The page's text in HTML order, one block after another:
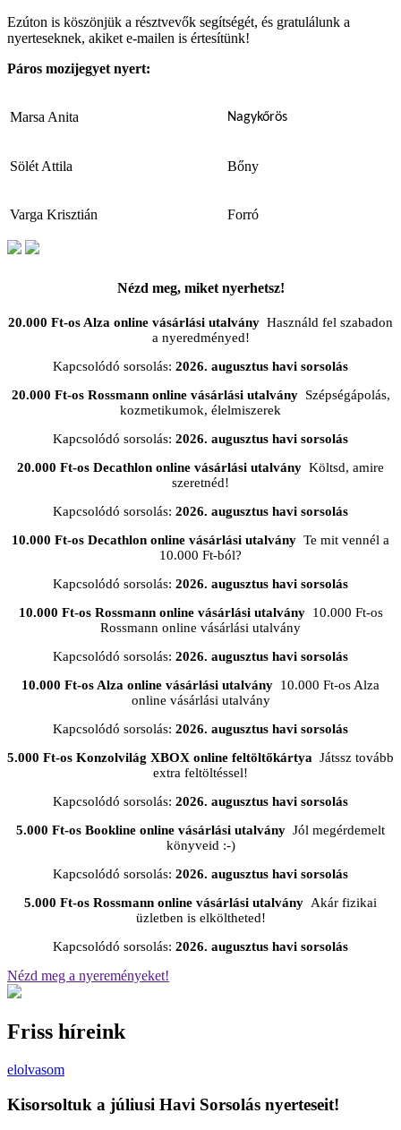
Ezúton is köszönjük a résztvevők segítségét, és gratulálunk a
nyerteseknek, akiket e-mailen is értesítünk!
Páros mozijegyet nyert:
Marsa Anita Nagykőrös
Sölét Attila Bőny
Varga Krisztián Forró
Nézd meg, miket nyerhetsz!
20.000 Ft-os Alza online vásárlási utalvány Használd fel szabadon
a nyeredményed!
Kapcsolódó sorsolás: 2026. augusztus havi sorsolás
20.000 Ft-os Rossmann online vásárlási utalványSzépségápolás,
kozmetikumok, élelmiszerek
Kapcsolódó sorsolás: 2026. augusztus havi sorsolás
20.000 Ft-os Decathlon online vásárlási utalvány Költsd, amire
szeretnéd!
Kapcsolódó sorsolás: 2026. augusztus havi sorsolás
10.000 Ft-os Decathlon online vásárlási utalvány Te mit vennél a
10.000 Ft-ból?
Kapcsolódó sorsolás: 2026. augusztus havi sorsolás
10.000 Ft-os Rossmann online vásárlási utalvány10.000 Ft-os
Rossmann online vásárlási utalvány
Kapcsolódó sorsolás: 2026. augusztus havi sorsolás
10.000 Ft-os Alza online vásárlási utalvány 10.000 Ft-os Alza
online vásárlási utalvány
Kapcsolódó sorsolás: 2026. augusztus havi sorsolás
5.000 Ft-os Konzolvilág XBOX online feltöltőkártya Játssz tovább
extra feltöltéssel!
Kapcsolódó sorsolás: 2026. augusztus havi sorsolás
5.000 Ft-os Bookline online vásárlási utalvány Jól megérdemelt
könyveid :-)
Kapcsolódó sorsolás: 2026. augusztus havi sorsolás
5.000 Ft-os Rossmann online vásárlási utalvány Akár fizikai
üzletben is elköltheted!
Kapcsolódó sorsolás: 2026. augusztus havi sorsolás
Nézd meg a nyereményeket!
Friss híreink
elolvasom
Kisorsoltuk a júliusi Havi Sorsolás nyerteseit!